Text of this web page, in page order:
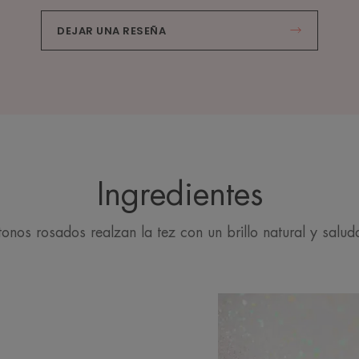
DEJAR UNA RESEÑA
Ingredientes
rosados realzan la tez con un brillo natural y